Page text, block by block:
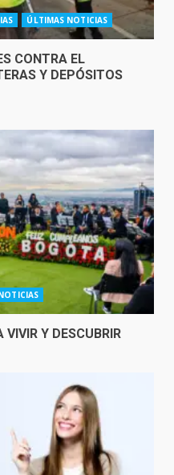
ÚLTIMAS NOTICIAS
CONTRA EL
Y DEPÓSITOS
Y DESCUBRIR